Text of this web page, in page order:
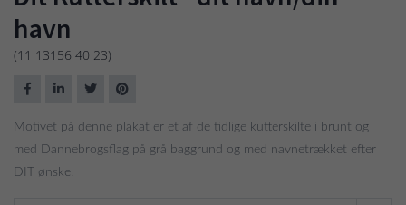
havn
(11 13156 40 23)
Motivet på denne plakat er et af de tidlige kutterskilte i brunt og
med Dannebrogsflag på grå baggrund og med navnetrækket efter
DIT ønske.